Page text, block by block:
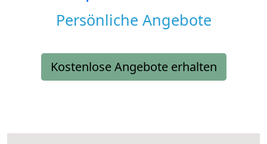
Persönliche Angebote
Kostenlose Angebote erhalten